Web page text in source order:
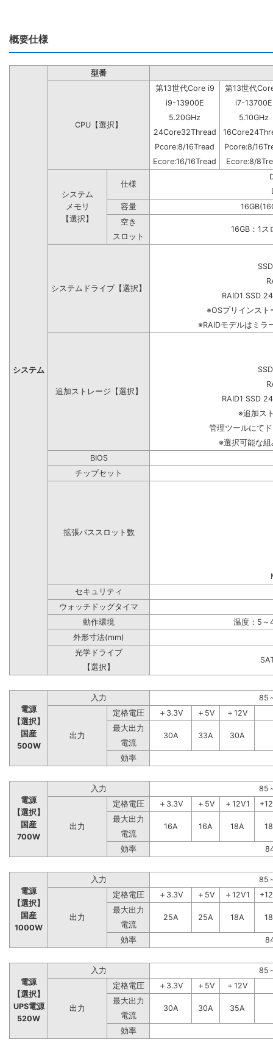
概要仕様
システム
型番
CPU【選択】
第13世代Core i9
第13世代
i9-13900E
i7-13700E
5.20GHz
5.10GHz
24Core32Thread
Pcore:8/16Tread
Pcore:8/
Ecore:16/16Tread
Ecore:8/
システム
メモリ
【選択】
仕様
容量
空き
16GB：1
スロット
システムドライブ【選択】
RAID1 SSD
※OSプリインスト
※RAIDモデルはミラ
追加ストレージ【選択】
RAID1 SSD
※追加ス
管理ツールにて
※選択可能な
BIOS
チップセット
拡張バススロット数
セキュリティ
ウォッチドッグタイマ
動作環境
温度：5
外形寸法(mm)
光学ドライブ
【選択】
電源
【選択】
国産
500W
入力 85
出力
定格電圧 ＋3.3V ＋5V
＋12V
最大出力
30A
33A
30A
電流
効率
電源
【選択】
国産
700W
入力 85
出力
定格電圧 ＋3.3V ＋5V ＋12V1
最大出力
16A
16A 18A
電流
効率
電源
【選択】
国産
1000W
入力 85
出力
定格電圧 ＋3.3V ＋5V ＋12V1
最大出力
25A
25A 18A
電流
効率
電源
【選択】
UPS電源
520W
入力 85
出力
定格電圧 ＋3.3V ＋5V
＋12V
最大出力
30A
30A
35A
電流
効率